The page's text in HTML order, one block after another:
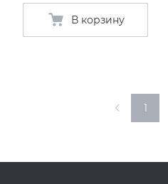
В корзину
1